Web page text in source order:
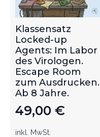
Klassensatz
Locked-up
Agents: Im Labor
des Virologen.
Escape Room
zum Ausdrucken.
Ab 8 Jahre.
49,00 €
inkl. MwSt.